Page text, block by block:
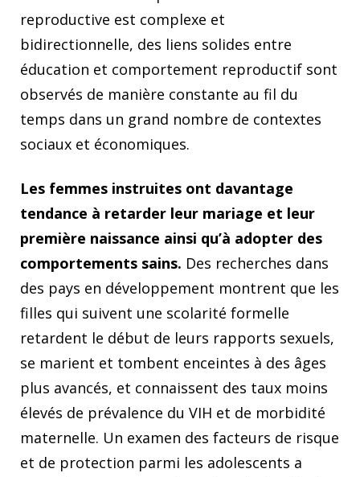
reproductive est complexe et
bidirectionnelle, des liens solides entre
éducation et comportement reproductif sont
observés de manière constante au fil du
temps dans un grand nombre de contextes
sociaux et économiques.
Les femmes instruites ont davantage
tendance à retarder leur mariage et leur
première naissance ainsi qu’à adopter des
comportements sains. Des recherches dans
des pays en développement montrent que les
filles qui suivent une scolarité formelle
retardent le début de leurs rapports sexuels,
se marient et tombent enceintes à des âges
plus avancés, et connaissent des taux moins
élevés de prévalence du VIH et de morbidité
maternelle. Un examen des facteurs de risque
et de protection parmi les adolescents a